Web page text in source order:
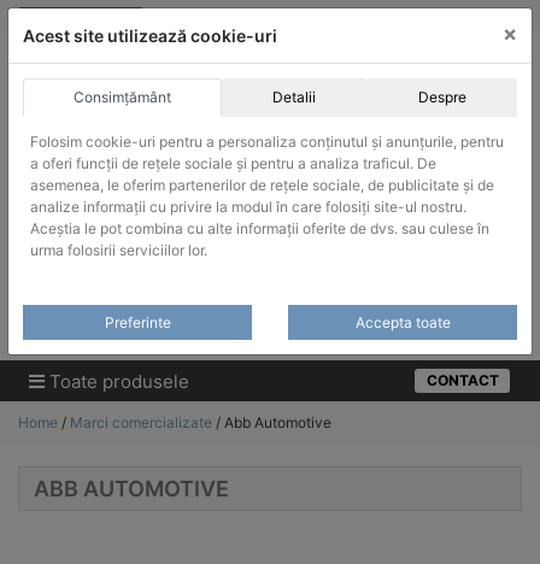
Skip
ACHIZITII PUBLICE
Produsele pot fi achizitionate si in sistemul SEAP / SICAP
Products
Toate produsele CONTACT
Home / Marci comercializate / Abb Automotive
ABB AUTOMOTIVE
Acest site utilizează cookie-uri ×
Consimțământ Detalii Despre
Folosim cookie-uri pentru a personaliza conținutul și anunțurile, pentru
a oferi funcții de rețele sociale și pentru a analiza traficul. De
asemenea, le oferim partenerilor de rețele sociale, de publicitate și de
analize informații cu privire la modul în care folosiți site-ul nostru.
Aceștia le pot combina cu alte informații oferite de dvs. sau culese în
urma folosirii serviciilor lor.
Preferinte Accepta toate